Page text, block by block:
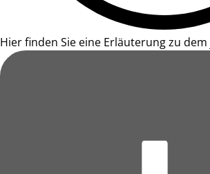
Hier finden Sie eine Erläuterung zu